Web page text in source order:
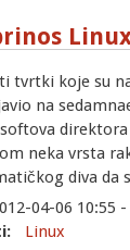
tvrtki koje su
na
direktora
neka vrsta
diva da
04-06 10:55
Linux